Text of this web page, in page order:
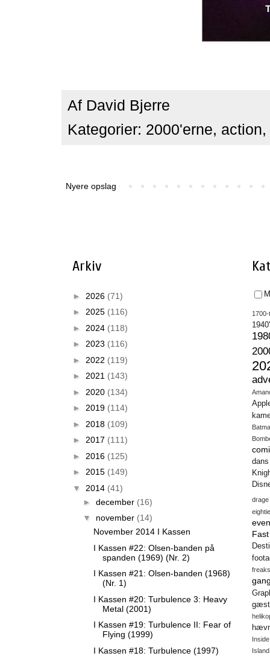
Af David Bjerre
Kategorier: 2000'erne, action,
Nyere opslag
Arkiv
► 2026 (71)
► 2025 (116)
► 2024 (118)
► 2023 (116)
► 2022 (119)
► 2021 (143)
► 2020 (134)
► 2019 (114)
► 2018 (109)
► 2017 (111)
► 2016 (125)
► 2015 (149)
▼ 2014 (41)
► december (16)
▼ november (14)
November 2014 I Kassen
I Kassen #22: Olsen-banden på
spanden (1969) (Nr. 2)
I Kassen #21: Olsen-banden (1968)
(Nr. 1)
I Kassen #20: Turbulence 3: Heavy
Metal (2001)
I Kassen #19: Turbulence II: Fear of
Flying (1999)
I Kassen #18: Turbulence (1997)
1700-
dans
drage
freaks
Island